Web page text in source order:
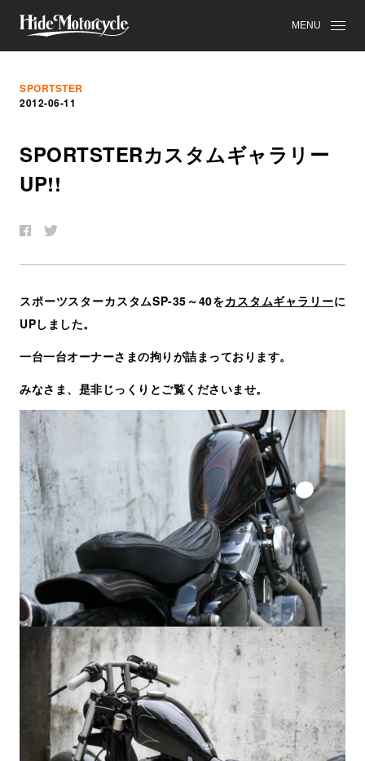
MENU
SPORTSTER
2012-06-11
SPORTSTERカスタムギャラ リ ー
UP!!
スポーツスターカスタムSP-35～40をカスタムギャラリーに
UPしました。
一台一台オーナーさまの拘りが詰まっております。
みなさま、是非じっくりとご覧くださいませ。